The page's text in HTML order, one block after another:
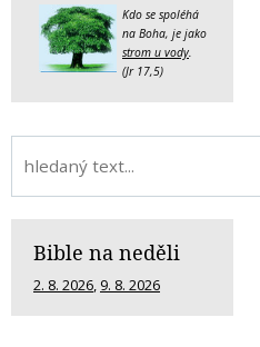
Kdo se spoléhá
na Boha, je jako
strom u vody
(Jr 17,5)
Bible na neděli
2. 8. 2026, 9. 8. 2026